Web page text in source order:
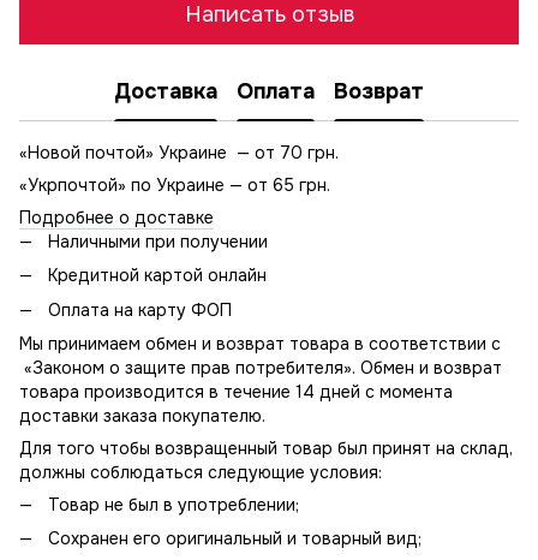
Написать отзыв
Доставка Оплата Возврат
«Новой почтой» Украине — от 70 грн.
«Укрпочтой» по Украине — от 65 грн.
Подробнее о доставке
Наличными при получении
Кредитной картой онлайн
Оплата на карту ФОП
Мы принимаем обмен и возврат товара в соответствии с
«Законом о защите прав потребителя». Обмен и возврат
товара производится в течение 14 дней с момента
доставки заказа покупателю.
Для того чтобы возвращенный товар был принят на склад,
должны соблюдаться следующие условия:
Товар не был в употреблении;
Сохранен его оригинальный и товарный вид;